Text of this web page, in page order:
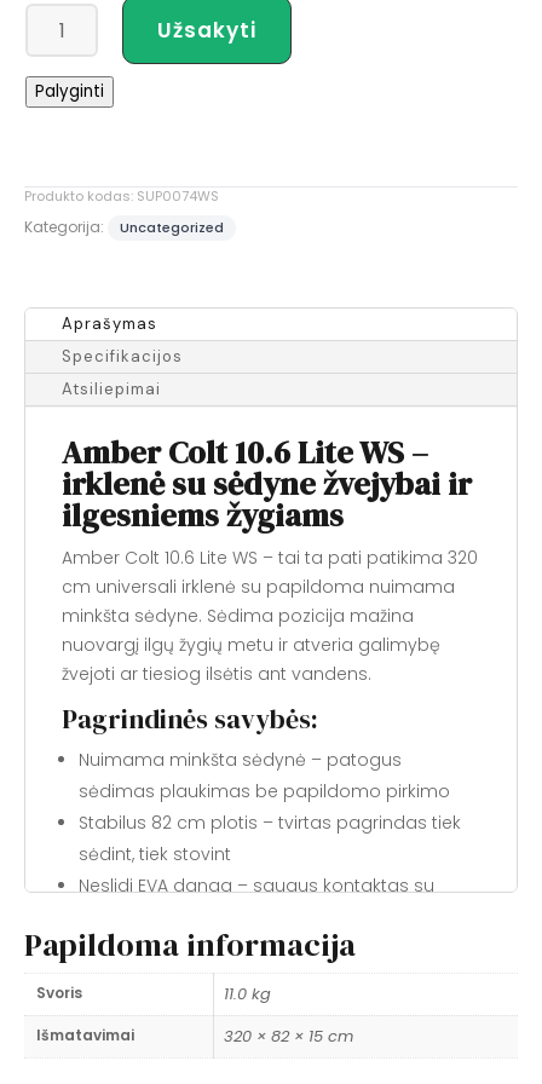
kiekis:
Pripučiamos
irklentės
COLT
Lite
(320
Užsakyti
Palyginti
Produkto kodas: SUP0074WS
Kategorija: Uncategorized
Aprašymas
Specifikacijos
Atsiliepimai
Amber Colt 10.6 Lite WS –
irklenė su sėdyne žvejybai ir
ilgesniems žygiams
Amber Colt 10.6 Lite WS – tai ta pati patikima 320
cm universali irklenė su papildoma nuimama
minkšta sėdyne. Sėdima pozicija mažina
nuovargį ilgų žygių metu ir atveria galimybę
žvejoti ar tiesiog ilsėtis ant vandens.
Pagrindinės savybės:
Nuimama minkšta sėdynė – patogus
sėdimas plaukimas be papildomo pirkimo
Stabilus 82 cm plotis – tvirtas pagrindas tiek
sėdint, tiek stovint
Neslidi EVA danga – saugus kontaktas su
Drop-Stitch PVC konstrukcija – tvirta ir lengvai
suplaunama
Kompaktiška – visa įranga telpa į kuprinę
Kam skirta?
Papildoma informacija
Svoris 11.0 kg
Išmatavimai 320 × 82 × 15 cm